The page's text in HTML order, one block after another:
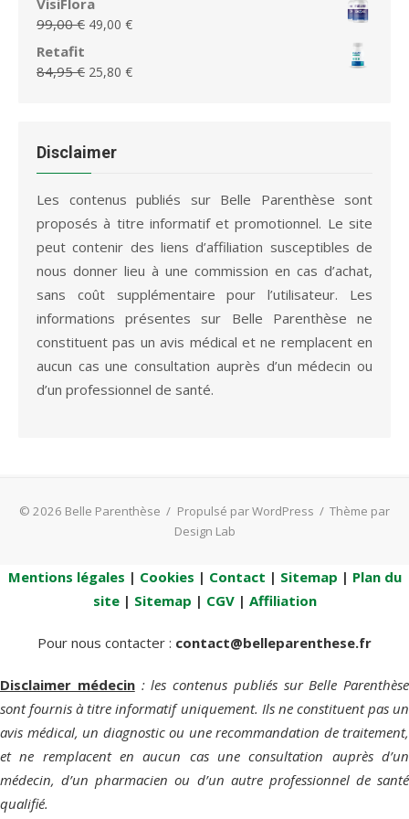
75,95 €.
initial
était :
est :
99,00€ Le
était :
49,00 €Le
est :
Retafit
84,95€ Le
84,95 €.
25,80 €Le
Disclaimer
Les contenus publiés sur Belle Parenthèse sont
proposés à titre informatif et promotionnel. Le site
peut contenir des liens d’affiliation susceptibles de
nous donner lieu à une commission en cas d’achat,
sans coût supplémentaire pour l’utilisateur. Les
informations présentes sur Belle Parenthèse ne
constituent pas un avis médical et ne remplacent en
aucun cas une consultation auprès d’un médecin ou
d’un professionnel de santé.
© 2026 Belle Parenthèse / Propulsé par WordPress / Thème par
Design Lab
Mentions légales | Cookies | Contact | Sitemap | Plan du
site| Sitemap | CGV| Affiliation
Pour nous contacter : contact@belleparenthese.fr
Disclaimer médecin: les contenus publiés sur Belle Parenthèse
sont fournis à titre informatif uniquement. Ils ne constituent pas un
avis médical, un diagnostic ou une recommandation de traitement,
et ne remplacent en aucun cas une consultation auprès d’un
médecin, d’un pharmacien ou d’un autre professionnel de santé
qualifié.